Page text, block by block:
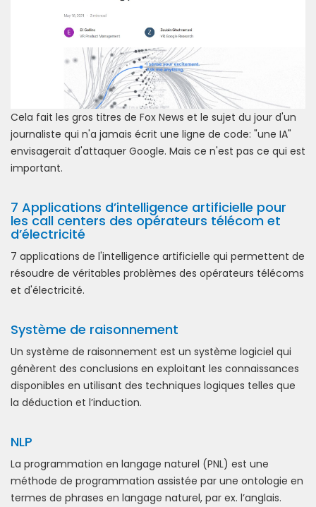
Cela fait les gros titres de Fox News et le sujet du jour d'un
journaliste qui n'a jamais écrit une ligne de code: "une IA"
envisagerait d'attaquer Google. Mais ce n'est pas ce qui est
important.
7 Applications d’intelligence artificielle pour
les call centers des opérateurs télécom et
d’électricité
7 applications de l'intelligence artificielle qui permettent de
résoudre de véritables problèmes des opérateurs télécoms
et d'électricité.
Système de raisonnement
Un système de raisonnement est un système logiciel qui
génèrent des conclusions en exploitant les connaissances
disponibles en utilisant des techniques logiques telles que
la déduction et l’induction.
NLP
La programmation en langage naturel (PNL) est une
méthode de programmation assistée par une ontologie en
termes de phrases en langage naturel, par ex. l’anglais.